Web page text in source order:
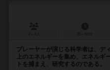
プレーヤーが演じる科学者は、デ
上のエネルギーを集め、エネルギ
トを捕まえ、研究するのである。